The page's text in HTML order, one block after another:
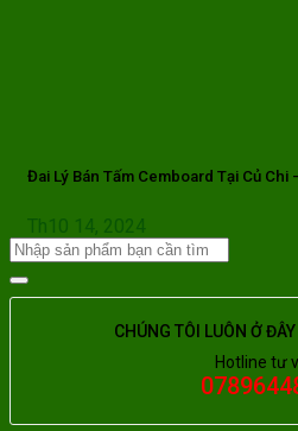
Đai Lý Bán Tấm Cemboard Tại Củ
Th10 14, 2024
CHÚNG TÔI LUÔN Ở
Hotline tư